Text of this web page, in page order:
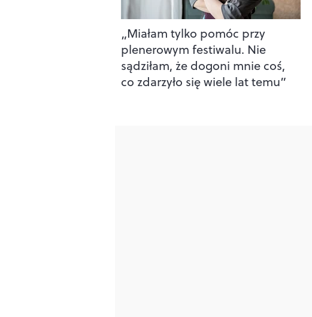
„Miałam tylko pomóc przy
plenerowym festiwalu. Nie
sądziłam, że dogoni mnie coś,
co zdarzyło się wiele lat temu”